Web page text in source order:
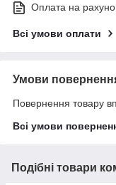
Оплата на
Всі умови оплати
Умови
Повернення товару
Всі умови
Подібні товари